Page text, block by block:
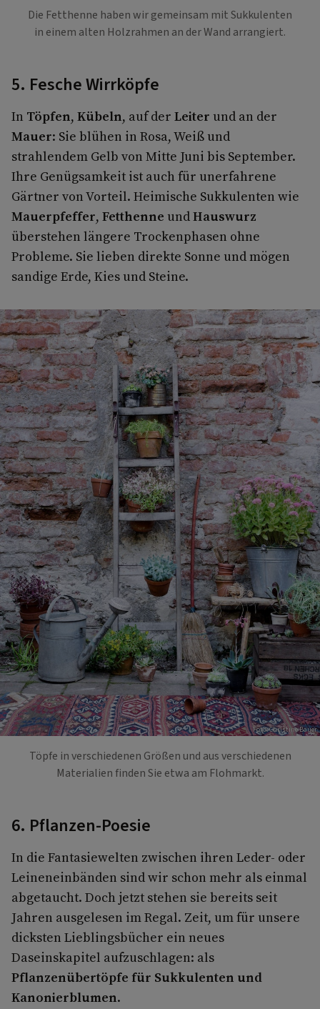
Die Fetthenne haben wir gemeinsam mit Sukkulenten
in einem alten Holzrahmen an der Wand arrangiert.
5. Fesche Wirrköpfe
In Töpfen, Kübeln, auf der Leiter und an der
Mauer: Sie blühen in Rosa, Weiß und
strahlendem Gelb von Mitte Juni bis September.
Ihre Genügsamkeit ist auch für unerfahrene
Gärtner von Vorteil. Heimische Sukkulenten wie
Mauerpfeffer, Fetthenne undHauswurz
überstehen längere Trockenphasen ohne
Probleme. Sie lieben direkte Sonne und mögen
sandige Erde, Kies und Steine.
Foto: Christine Bauer
Töpfe in verschiedenen Größen und aus verschiedenen
Materialien finden Sie etwa am Flohmarkt.
6. Pflanzen-Poesie
In die Fantasiewelten zwischen ihren Leder- oder
Leineneinbänden sind wir schon mehr als einmal
abgetaucht. Doch jetzt stehen sie bereits seit
Jahren ausgelesen im Regal. Zeit, um für unsere
dicksten Lieblingsbücher ein neues
Daseinskapitel aufzuschlagen: als
Pflanzenübertöpfe für Sukkulenten und
Kanonierblumen.